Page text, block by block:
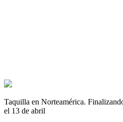
Taquilla en Norteamérica.
el 13 de abril